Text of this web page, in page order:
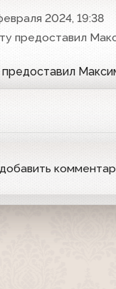
2024, 19:38
предоставил